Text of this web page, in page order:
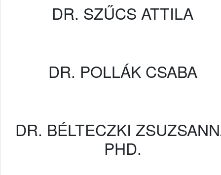
DR. SZŰCS ATTILA
DR. POLLÁK CSABA
DR. BÉLTECZKI
PHD.